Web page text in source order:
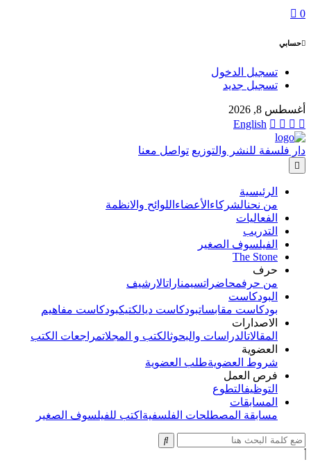
0
حسابي
تسجيل الدخول
تسجيل جديد
أغسطس 8, 2026
English
دار فلسفة للنشر والتوزيع تواصل معنا
الرئيسية
من نحنالشركاء الأعضاء اللوائح والانظمة
الفعاليات
التدريب
الفيلسوف الصغير
The Stone
حرف
من حرفمحاضراتسيمناراتالارشيف
البودكاست
بودكاست مقابساتبودكاست ديالكتيكبودكاست مفاهيم
الاصدارات
المقالاتالدراسات والبحوثالكتب و المجلاتمراجعات الكتب
العضوية
شروط العضويةطلب العضوية
فرص العمل
التوظيفالتطوع
المسابقات
مسابقة المصطلحات الفلسفية اكتب للفيلسوف الصغير